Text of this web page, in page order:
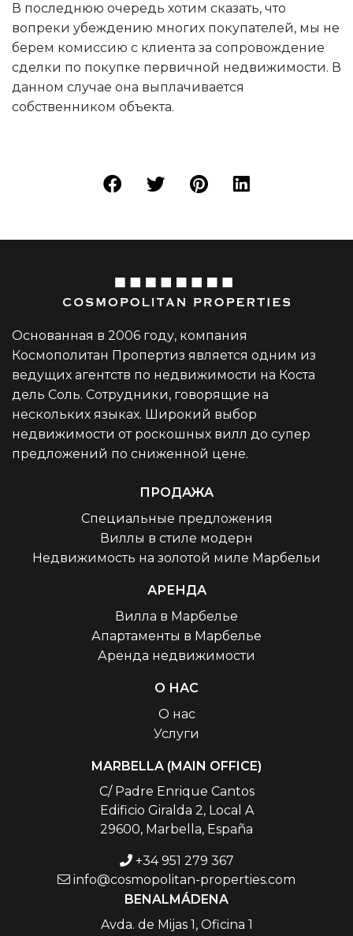
В последнюю очередь хотим сказать, что
вопреки убеждению многих покупателей, мы не
берем комиссию с клиента за сопровождение
сделки по покупке первичной недвижимости. В
данном случае она выплачивается
собственником объекта.
Основанная в 2006 году, компания
Космополитан Пропертиз является одним из
ведущих агентств по недвижимости на Коста
дель Соль. Сотрудники, говорящие на
нескольких языках. Широкий выбор
недвижимости от роскошных вилл до супер
предложений по сниженной цене.
ПРОДАЖА
Специальные предложения
Виллы в стиле модерн
Недвижимость на золотой миле Марбельи
АРЕНДА
Вилла в Марбелье
Апартаменты в Марбелье
Аренда недвижимости
О НАС
О нас
Услуги
MARBELLA (MAIN OFFICE)
C/ Padre Enrique Cantos
Edificio Giralda 2, Local A
29600, Marbella, España
+34 951 279 367
info@cosmopolitan-properties.com
BENALMÁDENA
Avda. de Mijas 1, Oficina 1